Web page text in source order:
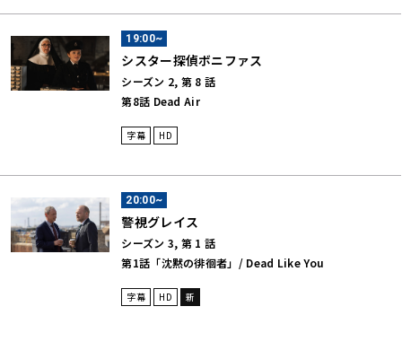
19:00~
シスター探偵ボニファス
シーズン 2, 第 8 話
第8話 Dead Air
字幕 HD
20:00~
警視グレイス
シーズン 3, 第 1 話
第1話「沈黙の徘徊者」/ Dead Like You
字幕 HD 新